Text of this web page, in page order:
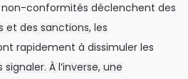
non-conformités déclenchent des
et des sanctions, les
rapidement à dissimuler les
À l’inverse, une